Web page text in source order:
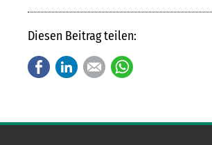
Diesen Beitrag teilen:
FacebookLinkedInE-mail